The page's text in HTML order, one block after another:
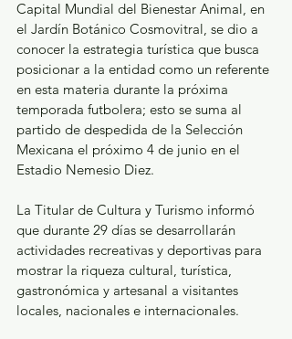
Capital Mundial del Bienestar Animal, en
el Jardín Botánico Cosmovitral, se dio a
conocer la estrategia turística que busca
posicionar a la entidad como un referente
en esta materia durante la próxima
temporada futbolera; esto se suma al
partido de despedida de la Selección
Mexicana el próximo 4 de junio en el
Estadio Nemesio Diez.
La Titular de Cultura y Turismo informó
que durante 29 días se desarrollarán
actividades recreativas y deportivas para
mostrar la riqueza cultural, turística,
gastronómica y artesanal a visitantes
locales, nacionales e internacionales.